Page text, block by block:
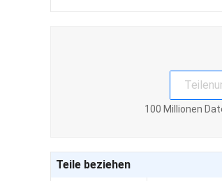
100 Millionen
Teile beziehen